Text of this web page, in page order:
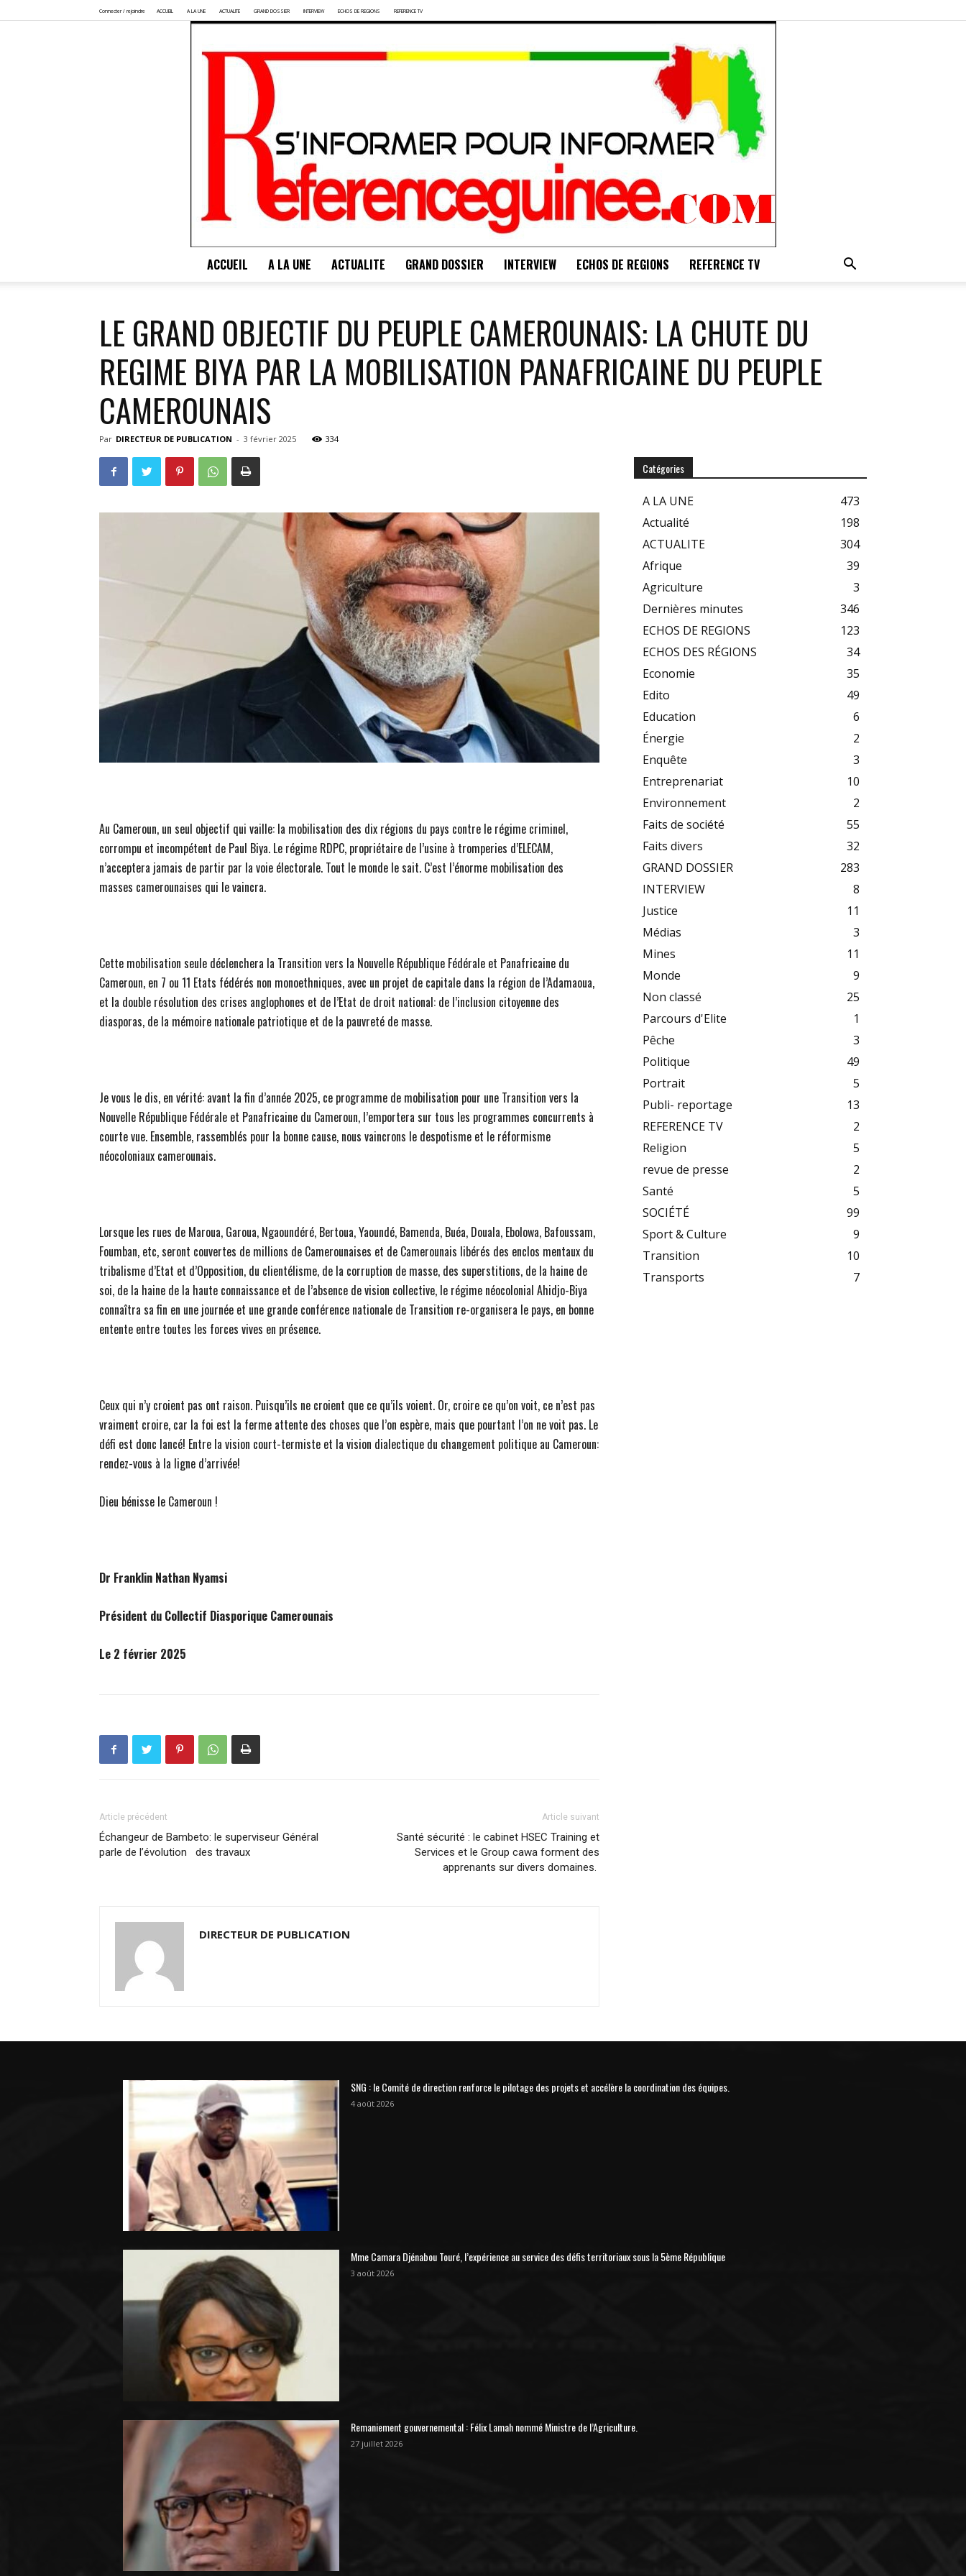
Connecter / rejoindre ACCUEIL A LA UNE ACTUALITE GRAND DOSSIER INTERVIEW ECHOS DE REGIONS REFERENCE TV
POUR
ACCUEIL A LA UNE ACTUALITE GRAND DOSSIER INTERVIEW ECHOS DE REGIONS REFERENCE TV
LE GRAND OBJECTIF DU PEUPLE CAMEROUNAIS: LA CHUTE DU
REGIME BIYA PAR LA MOBILISATION PANAFRICAINE DU PEUPLE
CAMEROUNAIS
Par DIRECTEUR DE PUBLICATION - 3 février 2025 334
Au Cameroun, un seul objectif qui vaille: la mobilisation des dix régions du pays contre le régime criminel,
corrompu et incompétent de Paul Biya. Le régime RDPC, propriétaire de l’usine à tromperies d’ELECAM,
n’acceptera jamais de partir par la voie électorale. Tout le monde le sait. C’est l’énorme mobilisation des
masses camerounaises qui le vaincra.
Cette mobilisation seule déclenchera la Transition vers la Nouvelle République Fédérale et Panafricaine du
Cameroun, en 7 ou 11 Etats fédérés non monoethniques, avec un projet de capitale dans la région de l’Adamaoua,
et la double résolution des crises anglophones et de l’Etat de droit national: de l’inclusion citoyenne des
diasporas, de la mémoire nationale patriotique et de la pauvreté de masse.
Je vous le dis, en vérité: avant la fin d’année 2025, ce programme de mobilisation pour une Transition vers la
Nouvelle République Fédérale et Panafricaine du Cameroun, l’emportera sur tous les programmes concurrents à
courte vue. Ensemble, rassemblés pour la bonne cause, nous vaincrons le despotisme et le réformisme
néocoloniaux camerounais.
Lorsque les rues de Maroua, Garoua, Ngaoundéré, Bertoua, Yaoundé, Bamenda, Buéa, Douala, Ebolowa, Bafoussam,
Foumban, etc, seront couvertes de millions de Camerounaises et de Camerounais libérés des enclos mentaux du
tribalisme d’Etat et d’Opposition, du clientélisme, de la corruption de masse, des superstitions, de la haine de
soi, de la haine de la haute connaissance et de l’absence de vision collective, le régime néocolonial Ahidjo-Biya
connaîtra sa fin en une journée et une grande conférence nationale de Transition re-organisera le pays, en bonne
entente entre toutes les forces vives en présence.
Ceux qui n’y croient pas ont raison. Puisqu’ils ne croient que ce qu’ils voient. Or, croire ce qu’on voit, ce n’est pas
vraiment croire, car la foi est la ferme attente des choses que l’on espère, mais que pourtant l’on ne voit pas. Le
défi est donc lancé! Entre la vision court-termiste et la vision dialectique du changement politique au Cameroun:
rendez-vous à la ligne d’arrivée!
Dieu bénisse le Cameroun !
Dr Franklin Nathan Nyamsi
Président du Collectif Diasporique Camerounais
Le 2 février 2025
Article précédent
Échangeur de Bambeto: le superviseur Général
parle de l’évolution des travaux
Article suivant
Santé sécurité : le cabinet HSEC Training et
Services et le Group cawa forment des
apprenants sur divers domaines.
DIRECTEUR DE PUBLICATION
Catégories
A LA UNE
473
Actualité
198
ACTUALITE
304
Afrique
39
Agriculture
3
Dernières minutes
346
ECHOS DE REGIONS
123
ECHOS DES RÉGIONS
34
Economie
35
Edito
49
Education
6
Énergie
2
Enquête
3
Entreprenariat
10
Environnement
2
Faits de société
55
Faits divers
32
GRAND DOSSIER
283
INTERVIEW
8
Justice
11
Médias
3
Mines
11
Monde
9
Non classé
25
Parcours d'Elite
1
Pêche
3
Politique
49
Portrait
5
Publi- reportage
13
REFERENCE TV
2
Religion
5
revue de presse
2
Santé
5
SOCIÉTÉ
99
Sport & Culture
9
Transition
10
Transports
7
SNG : le Comité de direction renforce le pilotage des projets et accélère la coordination des équipes.
4 août 2026
Mme Camara Djénabou Touré, l’expérience au service des défis territoriaux sous la 5ème République
3 août 2026
Remaniement gouvernemental : Félix Lamah nommé Ministre de l’Agriculture.
27 juillet 2026